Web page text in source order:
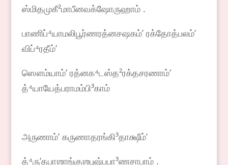
ஸ்மிதமுகீ²மாபீனவக்ஷோருஹாம் .
பாணிப்⁴யாமலிபூர்ணரத்னசஷகம்ʼ ரக்தோத்பலம்ʼ
விப்⁴ரதீம்ʼ
ஸௌம்யாம்ʼ ரத்னக⁴டஸ்த²ரக்தசரணாம்ʼ
த்⁴யாயேத்பராமம்பி³காம்
அருணாம்ʼ கருணாதரங்கி³தாக்ஷீம்ʼ
த்⁴ருʼதபாஶாங்குஶபுஷ்பபா³ணசாபாம் .